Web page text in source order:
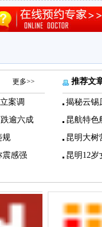
更多>>
案调
逾六成
规
震感强
推荐文
揭秘云锡
昆航特色
昆明大树
昆明12